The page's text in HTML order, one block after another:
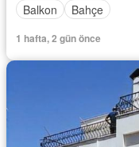
Balkon
Bahçe
1 hafta, 2 gün önce